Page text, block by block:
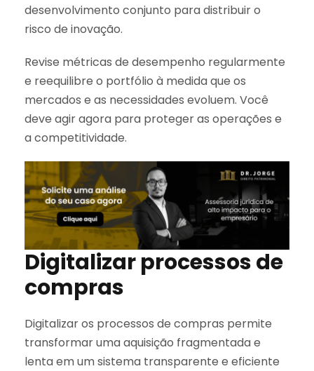
desenvolvimento conjunto para distribuir o
risco de inovação.
Revise métricas de desempenho regularmente
e reequilibre o portfólio à medida que os
mercados e as necessidades evoluem. Você
deve agir agora para proteger as operações e
a competitividade.
Digitalizar processos de
compras
Digitalizar os processos de compras permite
transformar uma aquisição fragmentada e
lenta em um sistema transparente e eficiente